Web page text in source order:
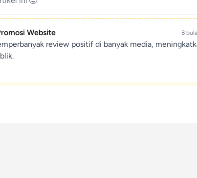
Website 8
review positif di banyak media,